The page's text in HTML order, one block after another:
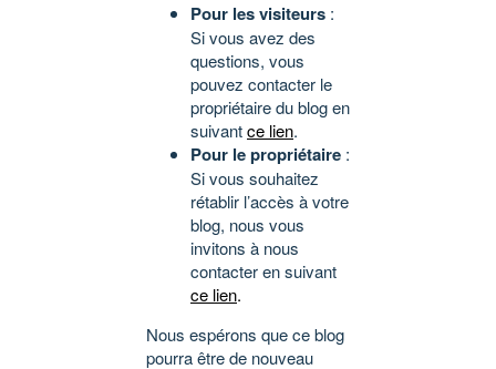
Pour les visiteurs :
Si vous avez des
questions, vous
pouvez contacter le
propriétaire du blog en
suivantce lien.
Pour le propriétaire :
Si vous souhaitez
rétablir l’accès à votre
blog, nous vous
invitons à nous
contacter en suivant
ce lien.
Nous espérons que ce blog
pourra être de nouveau